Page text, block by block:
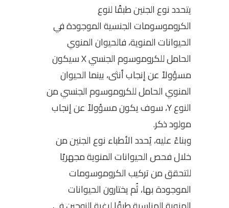
يتحدد نوع الجنين طبقًا لنوع
الكروموسومات الجنسية الموجودة في
الحيوانات المنوية، فالحيوان المنوي
الحامل للكروموسوم الجنسي X سيكون
مسؤولاً عن إنجاب أنثى، بينما الحيوان
المنوي الحامل للكروموسوم الجنسي من
النوع Y، سوف يكون مسؤولاً عن إنجاب
مولود ذكر.
وبناءً عليه، يُحدد الأطباء نوع الجنين من
خلال فحص الحيوانات المنوية مجهريًا
للتحقق من تركيب الكروموسومات
الموجودة بها، ثُم يختارون الحيوانات